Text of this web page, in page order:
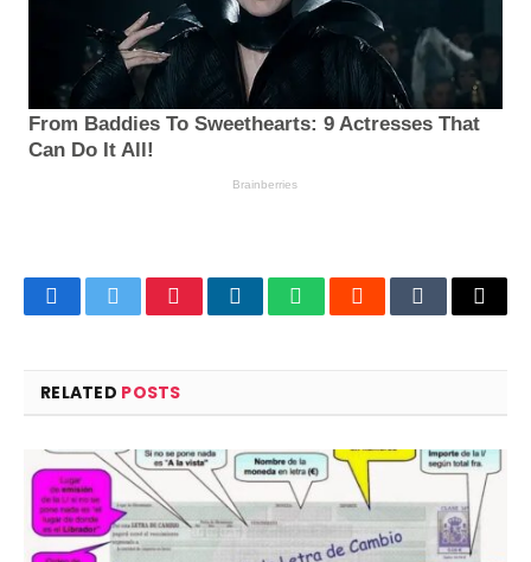
FacebookTwitterPinterestLinkedInWhatsAppRedditTumblrEmail
RELATED POSTS